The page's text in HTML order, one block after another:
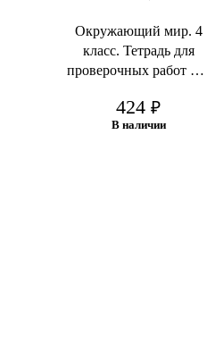
Окружающий мир. 4
класс. Тетрадь для
проверочных работ №1
Калинова Г.С.
424 ₽
В наличии